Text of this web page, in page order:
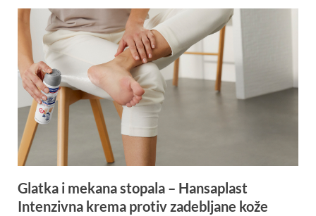
Glatka i mekana stopala – Hansaplast
Intenzivna krema protiv zadebljane kože